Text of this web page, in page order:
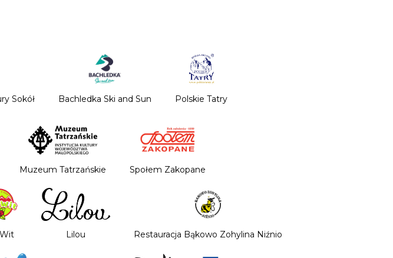
Sokół Bachledka Ski and Sun Polskie Tatry
Muzeum Tatrzańskie Społem Zakopane
Lilou Restauracja Bąkowo Zohylina Niźnio